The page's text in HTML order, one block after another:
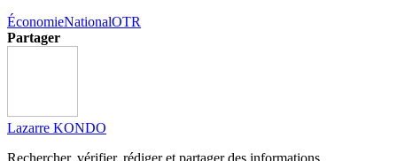
ÉconomieNationalOTR
Partager
Lazarre KONDO
Rechercher, vérifier, rédiger et partager des informations